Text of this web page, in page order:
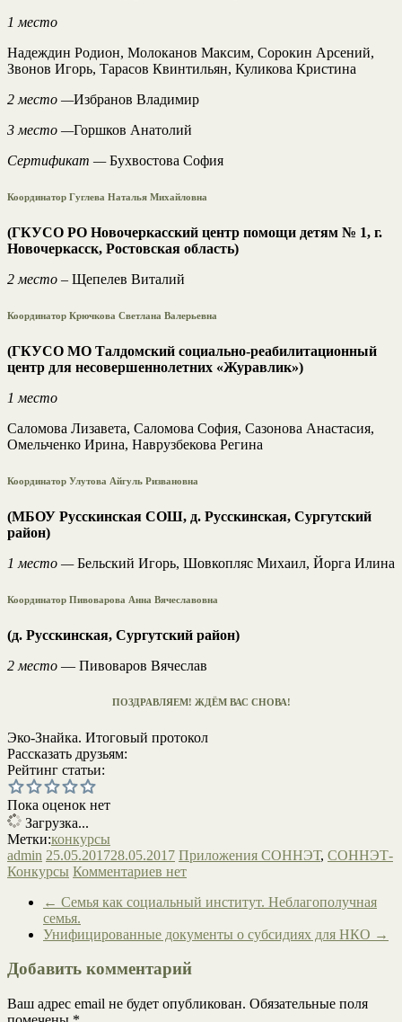
1 место
Надеждин Родион, Молоканов Максим, Сорокин Арсений,
Звонов Игорь, Тарасов Квинтильян, Куликова Кристина
2 место —Избранов Владимир
3 место —Горшков Анатолий
Сертификат —Бухвостова София
Координатор Гуглева Наталья Михайловна
(ГКУСО РО Новочеркасский центр помощи детям № 1, г.
Новочеркасск, Ростовская область)
2 место – Щепелев Виталий
Координатор Крючкова Светлана Валерьевна
(ГКУСО МО Талдомский социально-реабилитационный
центр для несовершеннолетних «Журавлик»)
1 место
Саломова Лизавета, Саломова София, Сазонова Анастасия,
Омельченко Ирина, Наврузбекова Регина
Координатор Улутова Айгуль Ризвановна
(МБОУ Русскинская СОШ, д. Русскинская, Сургутский
район)
1 место —Бельский Игорь, Шовкопляс Михаил, Йорга Илина
Координатор Пивоварова Анна Вячеславовна
(д. Русскинская, Сургутский район)
2 место — Пивоваров Вячеслав
ПОЗДРАВЛЯЕМ! ЖДЁМ ВАС СНОВА!
Эко-Знайка. Итоговый протокол
Рассказать друзьям:
Рейтинг статьи:
Пока оценок нет
Загрузка...
Метки:конкурсы
admin 25.05.201728.05.2017 Приложения СОННЭТ, СОННЭТ-
Конкурсы Комментариев нет
← Семья как социальный институт. Неблагополучная
семья.
Унифицированные документы о субсидиях для НКО →
Добавить комментарий
Ваш адрес email не будет опубликован. Обязательные поля